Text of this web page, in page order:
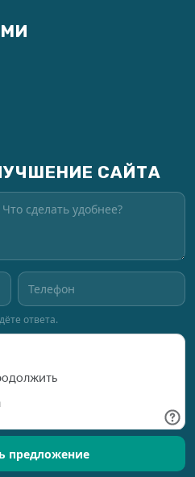
САЙТА
ответа.
предложение